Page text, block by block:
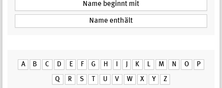
A B C D E F G H K L M N O P
Q R S U V W X Y Z